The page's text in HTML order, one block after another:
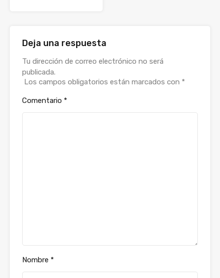
Deja una respuesta
Tu dirección de correo electrónico no será
publicada.
Los campos obligatorios están marcados con *
Comentario *
Nombre *
Alternative: